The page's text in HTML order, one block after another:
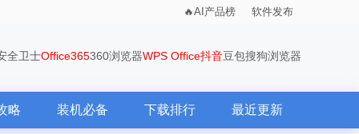
AI产品榜 软件发布
全卫士Office365360浏览器WPS Office抖音豆包搜狗浏览器
略 装机必备 下载排行 最近更新